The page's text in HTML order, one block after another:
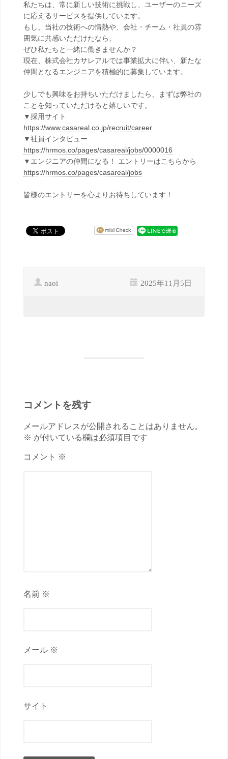
私たちは、常に新しい技術に挑戦し、ユーザーのニーズ
に応えるサービスを提供しています。
もし、当社の技術への情熱や、会社・チーム・社員の雰
囲気に共感いただけたなら、
ぜひ私たちと一緒に働きませんか？
現在、株式会社カサレアルでは事業拡大に伴い、新たな
仲間となるエンジニアを積極的に募集しています。
少しでも興味をお持ちいただけましたら、まずは弊社の
ことを知っていただけると嬉しいです。
▼採用サイト
https://www.casareal.co.jp/recruit/career
▼社員インタビュー
https://hrmos.co/pages/casareal/jobs/0000016
▼エンジニアの仲間になる！ エントリーはこちらから
https://hrmos.co/pages/casareal/jobs
皆様のエントリーを心よりお待ちしています！
naoi 2025年11月5日
コメントを残す
メールアドレスが公開されることはありません。
※ が付いている欄は必須項目です
コメント ※
名前 ※
メール ※
サイト